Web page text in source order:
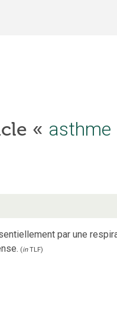
« asthme
par une
(inTLF)